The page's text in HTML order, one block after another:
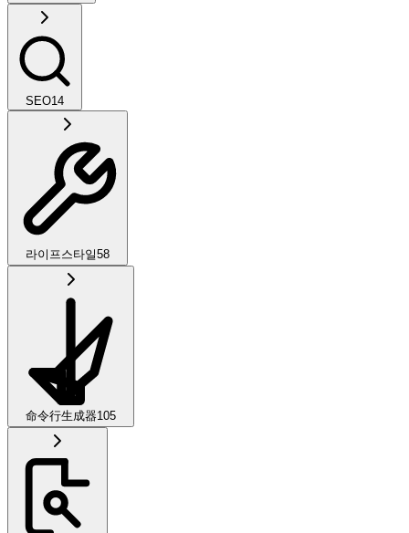
SEO14
라이프스타일58
命令行生成器105